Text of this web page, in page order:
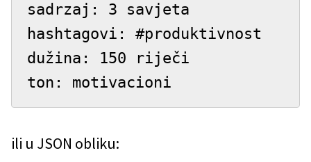
sadrzaj: 3 savjeta
hashtagovi: #produktivnost
dužina: 150 riječi
ton: motivacioni
ili u JSON obliku: